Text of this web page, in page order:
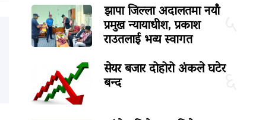
झापा जिल्ला अदालतमा नयाँ
प्रमुख न्यायाधीश, प्रकाश
राउतलाई भव्य स्वागत
६
सेयर बजार दोहोरो अंकले घटेर
बन्द